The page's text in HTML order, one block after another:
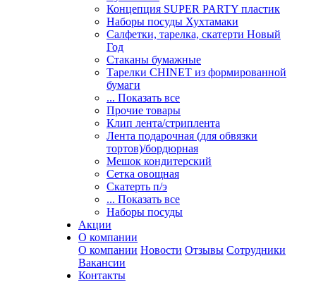
Концепция SUPER PARTY пластик
Наборы посуды Хухтамаки
Салфетки, тарелка, скатерти Новый
Год
Стаканы бумажные
Тарелки CHINET из формированной
бумаги
... Показать все
Прочие товары
Клип лента/стриплента
Лента подарочная (для обвязки
тортов)/бордюрная
Мешок кондитерский
Сетка овощная
Скатерть п/э
... Показать все
Наборы посуды
Акции
О компании
О компании Новости Отзывы Сотрудники
Вакансии
Контакты